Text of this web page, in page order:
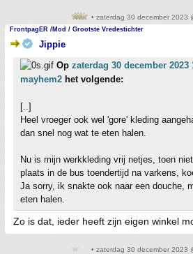
• zaterdag 30 december 2023
FrontpagER /Mod / Grootste Vredestichter
Jippie
Op zaterdag 30 december 2023
mayhem2 het volgende:
[..]
Heel vroeger ook wel 'gore' kleding
dan snel nog wat te eten halen.
Nu is mijn werkkleding vrij netjes, toen
plaats in de bus toendertijd na varkens,
Ja sorry, ik snakte ook naar een douche,
eten halen.
Zo is dat, ieder heeft zijn eigen winkel
• zaterdag 30 december 2023